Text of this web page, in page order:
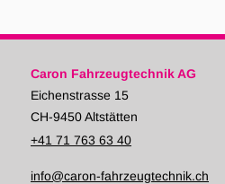
Caron Fahrzeugtechnik AG
Eichenstrasse 15
CH-9450 Altstätten
+41 71 763 63 40
info@caron-fahrzeugtechnik.ch